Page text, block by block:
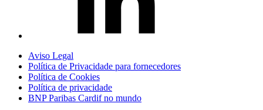
Aviso Legal
Política de Privacidade para fornecedores
Política de Cookies
Política de privacidade
BNP Paribas Cardif no mundo